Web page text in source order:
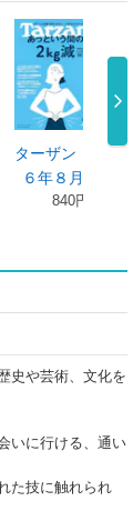
２０２
月１ …
Ｆ
Ｓ
史や芸術、文化を
いに行ける、通い
た技に触れられ